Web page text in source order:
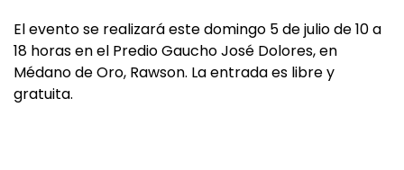
El evento se realizará este domingo 5 de julio de 10 a
18 horas en el Predio Gaucho José Dolores, en
Médano de Oro, Rawson. La entrada es libre y
gratuita.